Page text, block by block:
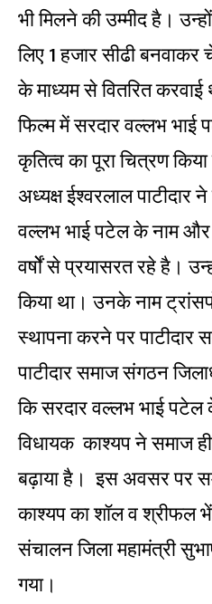
भी मिलने की उम्मीद है।
लिए 1 हजार सीढी
के माध्यम से वितरित
फिल्म में सरदार वल्लभ भाई
कृतित्व का पूरा चित्रण
अध्यक्ष ईश्वरलाल
वल्लभ भाई पटेल के नाम और
वर्षोें से प्रयासरत रहे है।
किया था। उनके नाम
स्थापना करने पर
पाटीदार समाज संगठन
कि सरदार वल्लभ भाई पटेल
विधायक काश्यप ने समाज
बढ़ाया है। इस अवसर पर
काश्यप का शॉल व श्रीफल
संचालन जिला महामंत्री सुभाष
गया।